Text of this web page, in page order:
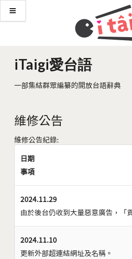
iTaigi愛台語
一部集結群眾編纂的開放台語辭典
維修公告
維修公告紀錄:
日期
事項
2024.11.29
由於後台仍收到大量惡意廣告，「
2024.11.10
更新外部超連結網址及名稱。